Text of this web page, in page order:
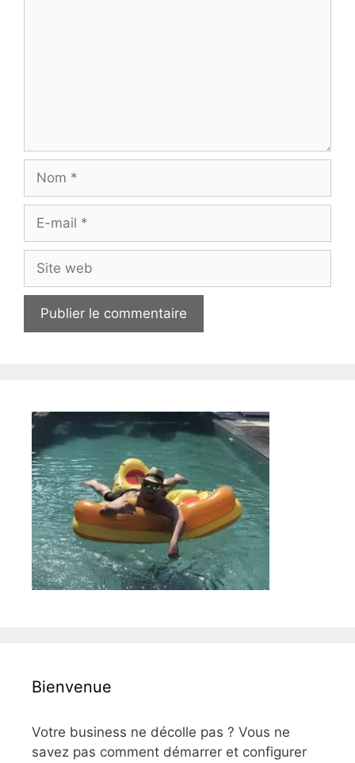
Nom
Site
web
Bienvenue
Votre business ne décolle pas ? Vous ne
savez pas comment démarrer et configurer